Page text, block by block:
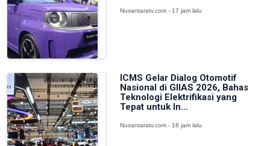
Nusantaratv.com - 17 jam lalu
ICMS Gelar Dialog Otomotif
Nasional di GIIAS 2026, Bahas
Teknologi Elektrifikasi yang
Tepat untuk In...
Nusantaratv.com - 18 jam lalu